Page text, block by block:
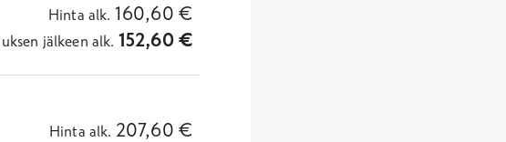
Hinta alk. 160,60 €
jälkeen alk. 152,60€
Hinta alk. 207,60 €